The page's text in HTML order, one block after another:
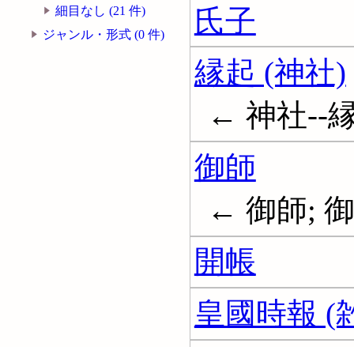
細目なし (21 件)
ジャンル・形式 (0 件)
氏子
縁起 (神社)
← 神社--
御師
← 御師;
開帳
皇國時報 (